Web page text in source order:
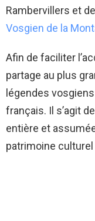
Rambervillers et
Vosgien de la
Afin de faciliter
partage au plus
légendes
français. Il s’agit
entière et
patrimoine